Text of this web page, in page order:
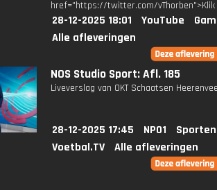
href="https://twitter.com/
28-12-2025 18:01 YouTube
Alle afleveringen
NOS Studio Sport: Afl. 185
Liveverslag van OKT Schaatsen
28-12-2025 17:45 NPO1
Voetbal.TV
Alle afleveringen